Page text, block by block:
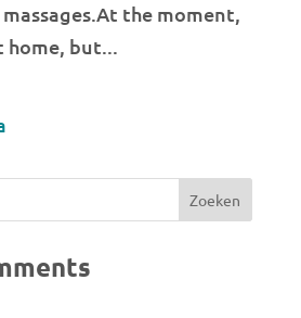
the moment,
home, but...